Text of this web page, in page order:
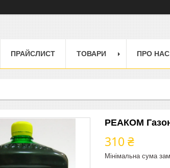
ПРАЙСЛИСТ ТОВАРИ ПРО НАС
РЕАКОМ
310 ₴
Мінімальна сума